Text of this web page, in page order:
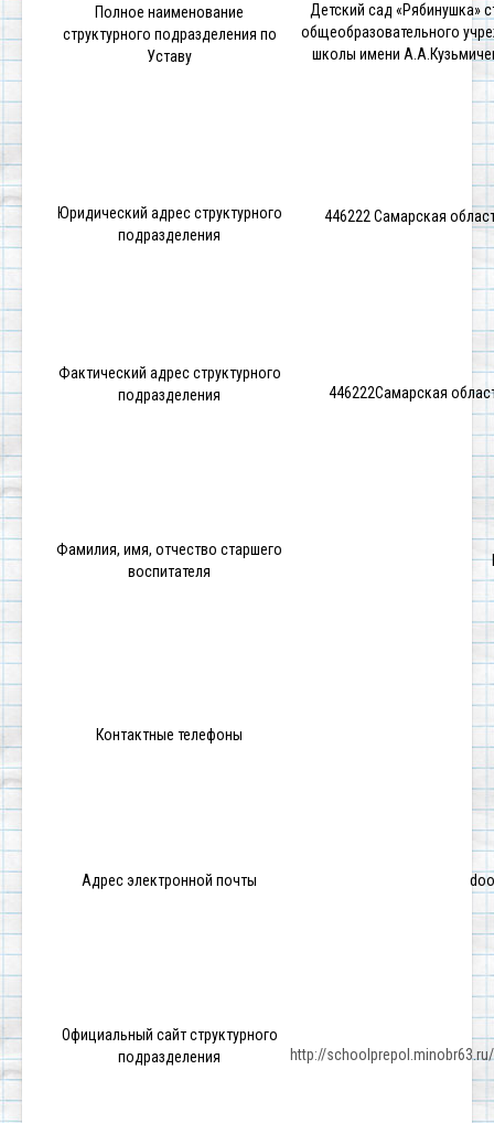
Полное наименование
структурного подразделения по
Уставу
Детский сад «Рябинушка»
общеобразовательного
школы имени
Юридический адрес структурного
подразделения
446222 Самарская
Фактический адрес структурного
подразделения
446222Самарская
Фамилия, имя, отчество старшего
воспитателя
Контактные телефоны
Адрес электронной почты
Официальный сайт структурного
подразделения
http://